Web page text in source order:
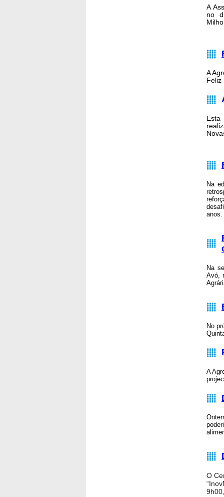
A
no
A
Feliz
Esta
Na
anos.
Na
Avó,
No
A
O